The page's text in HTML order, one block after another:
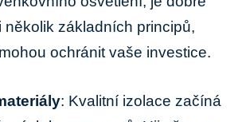
několik základních principů,
ochránit vaše investice.
:⁤ Kvalitní ‌izolace začíná‍